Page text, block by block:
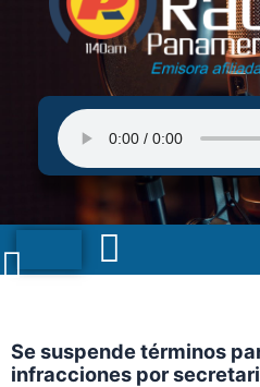
Menu
Se suspende términos
infracciones por